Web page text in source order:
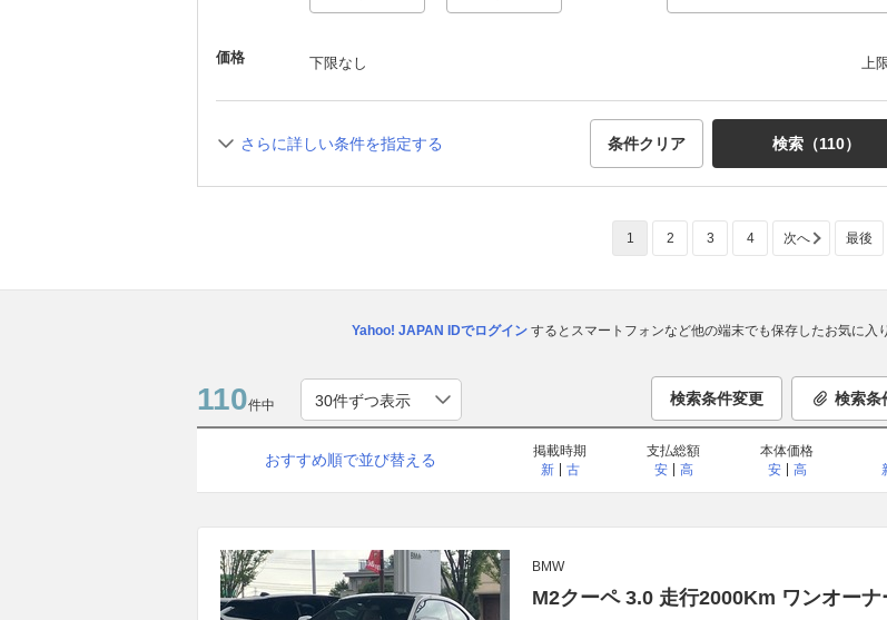
価格 下限なし 上
さらに詳しい条件を指定する 条件クリア 検索（110）
1 2 3 4 次へ 最後
Yahoo! JAPAN IDでログインするとスマートフォンなど他の端末でも保存したお気に入
110件中 検索条件変更 検索条
おすすめ順で並び替える
掲載時期
新
古
支払総額
安
高
本体価格
安
高
BMW
M2クーペ 3.0 走行2000Km ワンオー